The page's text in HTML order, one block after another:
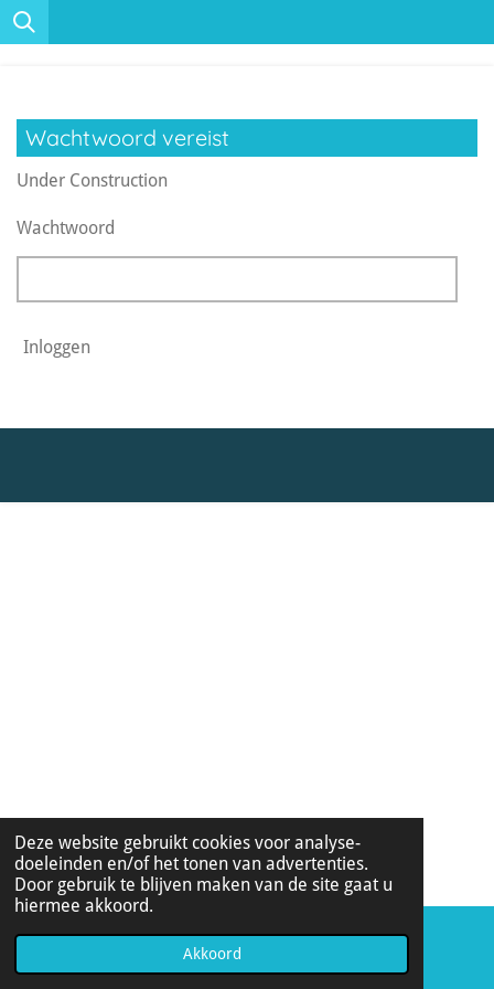
Deze website gebruikt cookies voor analyse-
doeleinden en/of het tonen van advertenties.
Door gebruik te blijven maken van de site gaat u
hiermee akkoord.
Akkoord
Ga
hoofdinhoud
Wachtwoord vereist
Under Construction
Wachtwoord
Inloggen